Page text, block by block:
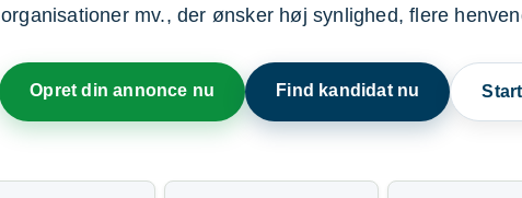
organisationer mv., der ønsker høj synlighed, flere
Opret din annonce nu Find kandidat nu